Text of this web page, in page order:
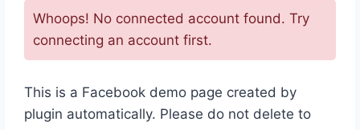
Whoops! No connected account found. Try
connecting an account first.
This is a Facebook demo page created by
plugin automatically. Please do not delete to